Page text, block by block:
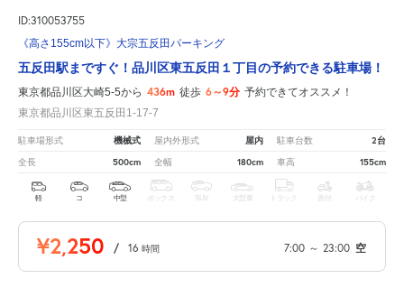
ID:310053755
《高さ155cm以下》大宗五反田パーキング
五反田駅まですぐ！品川区東五反田１丁目の予約できる駐車場！
東京都品川区大崎5-5から 436m 徒歩 6～9分 予約できてオススメ！
東京都品川区東五反田1-17-7
駐車場形式 機械式 屋内外形式 屋内 駐車台数 2台
全長 500cm 全幅 180cm 車高 155cm
軽 コ 中型 ボックス SUV 大型車 トラック 原付 バイク
¥2,250 / 16 時間 7:00 ～ 23:00 空